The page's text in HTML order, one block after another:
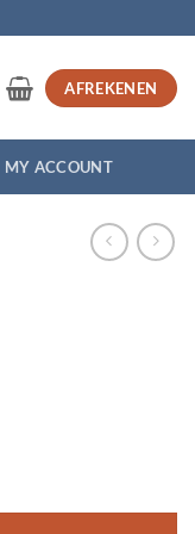
AFREKENEN
MY ACCOUNT